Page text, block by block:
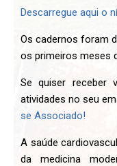
Descarregue aqui o
Os cadernos foram
os primeiros meses
Se quiser receber
atividades no seu
se Associado!
A saúde
da medicina